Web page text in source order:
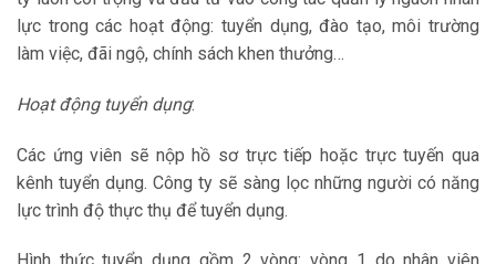
lực trong các hoạt động: tuyển dụng, đào tạo, môi trường
làm việc, đãi ngộ, chính sách khen thưởng…
Hoạt động tuyển dụng:
Các ứng viên sẽ nộp hồ sơ trực tiếp hoặc trực tuyến qua
kênh tuyển dụng. Công ty sẽ sàng lọc những người có năng
lực trình độ thực thụ để tuyển dụng.